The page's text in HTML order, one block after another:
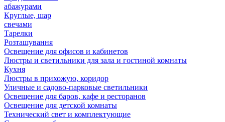
абажурами
Круглые, шар
свечами
Тарелки
Розташування
Освещение для офисов и кабинетов
Люстры и светильники для зала и гостиной комнаты
Кухня
Люстры в прихожую, коридор
Уличные и садово-парковые светильники
Освещение для баров, кафе и ресторанов
Освещение для детской комнаты
Технический свет и комплектующие